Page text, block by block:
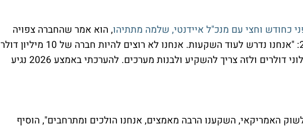
כחודש וחצי עם מנכ"ל איידנטי, שלמה מתתיהו, הוא אמר שהחברה צפויה
להגיע לאיזון בסוף 2026: "אנחנו נדרש לעוד השקעות. אנחנו לא רוצים להיות חברה של 10 מיליון דולר
אלא חברה של מאות מילוני דולרים ולזה צריך להשקיע ולבנות מערכים. להערכתי באמצע 2026 נגיע
האמריקאי, השקענו הרבה מאמצים, אנחנו הולכים ומתרחבים", הוסיף